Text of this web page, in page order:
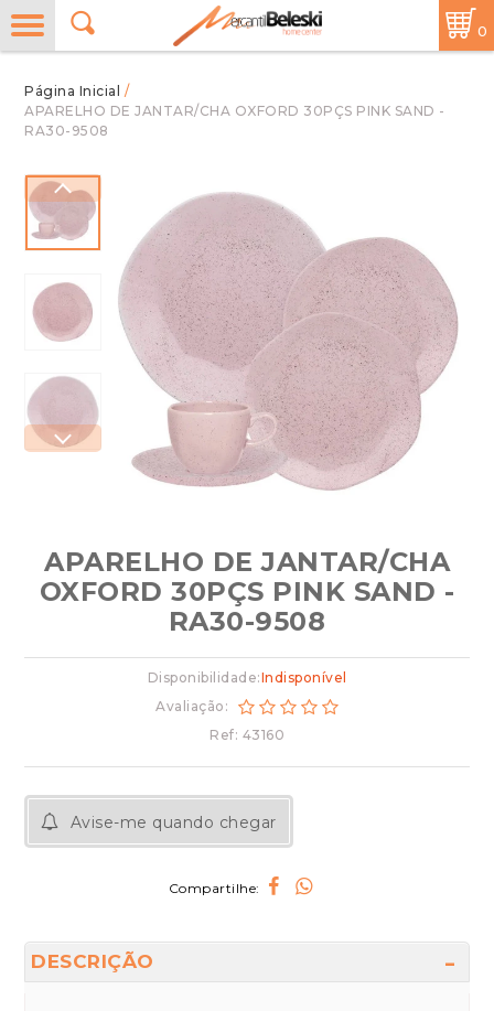
0
/
APARELHO DE JANTAR/CHA OXFORD 30PÇS PINK SAND -
RA30-9508
APARELHO DE JANTAR/CHA
OXFORD 30PÇS PINK SAND -
RA30-9508
Disponibilidade:Indisponível
Avaliação:
Ref: 43160
Avise-me quando chegar
Compartilhe:
DESCRIÇÃO